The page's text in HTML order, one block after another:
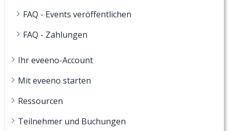
FAQ - Events veröffentlichen
FAQ - Zahlungen
Ihr eveeno-Account
Mit eveeno starten
Ressourcen
Teilnehmer und Buchungen